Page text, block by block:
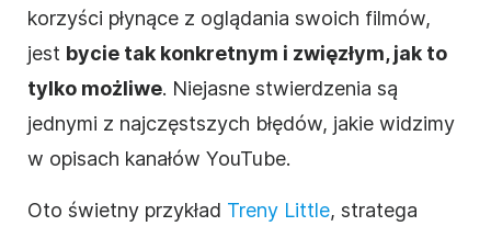
korzyści płynące z oglądania swoich filmów,
jest bycie tak konkretnym i zwięzłym, jak to
tylko możliwe. Niejasne stwierdzenia są
jednymi z najczęstszych błędów, jakie widzimy
w opisach kanałów YouTube.
Oto świetny przykład Treny Little, stratega